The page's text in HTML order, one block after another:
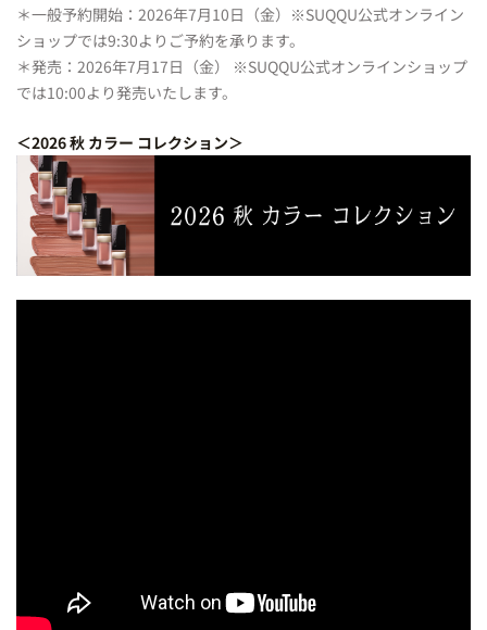
＊一般予約開始：2026年7月10日（金）※SUQQU公式オンライン
ショップでは9:30よりご予約を承ります。
＊発売：2026年7月17日（金） ※SUQQU公式オンラインショップ
では10:00より発売いたします。
＜2026 秋 カラー コレクション＞